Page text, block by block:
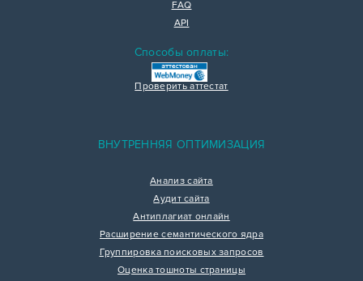
FAQ
API
Способы оплаты:
Проверить аттестат
ВНУТРЕННЯЯ ОПТИМИЗАЦИЯ
Анализ сайта
Аудит сайта
Антиплагиат онлайн
Расширение семантического ядра
Группировка поисковых запросов
Оценка тошноты страницы